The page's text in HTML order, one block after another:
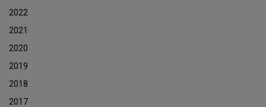
2022
2021
2020
2019
2018
2017